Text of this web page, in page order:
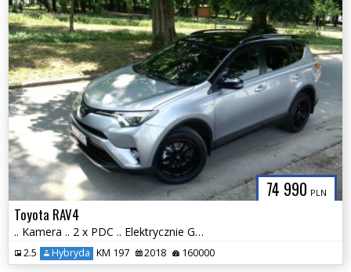
74 990 PLN
Toyota RAV4
.. Kamera .. 2 x PDC .. Elektrycznie Grzane Szyby i Fotele ..
2.5 Hybryda KM 197 2018 160000